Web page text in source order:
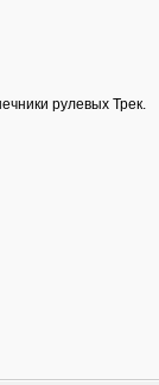
рулевых Трек.